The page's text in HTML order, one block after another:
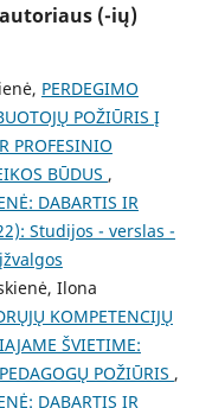
(-ių)
PERDEGIMO
POŽIŪRIS Į
PROFESINIO
BŪDUS ,
DABARTIS IR
Studijos - verslas -
Ilona
KOMPETENCIJŲ
ŠVIETIME:
POŽIŪRIS ,
DABARTIS IR